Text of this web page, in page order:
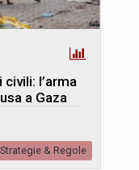
l’arma
a Gaza
Strategie & Regole